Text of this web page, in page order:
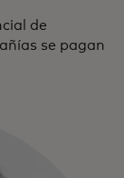
de
se pagan